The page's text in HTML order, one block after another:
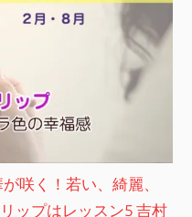
咲く！若い、綺麗、
ップはレッスン5 吉村